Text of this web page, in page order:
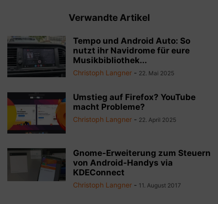
Verwandte Artikel
Tempo und Android Auto: So
nutzt ihr Navidrome für eure
Musikbibliothek...
Christoph Langner - 22. Mai 2025
Umstieg auf Firefox? YouTube
macht Probleme?
Christoph Langner - 22. April 2025
Gnome-Erweiterung zum Steuern
von Android-Handys via
KDEConnect
Christoph Langner - 11. August 2017